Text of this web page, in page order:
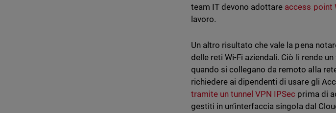
team IT devono adottare access point
lavoro.
Un altro risultato che vale la pena
delle reti Wi-Fi aziendali. Ciò li rende
quando si collegano da remoto alla
richiedere ai dipendenti di usare gli
tramite un tunnel VPN IPSec prima di
gestiti in un’interfaccia singola dal